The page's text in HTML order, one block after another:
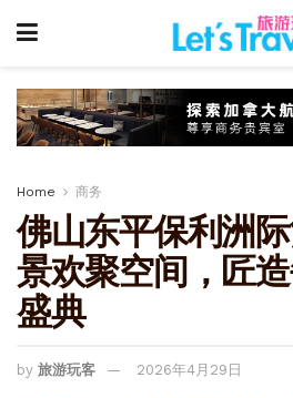
Home 商务
佛山东平保利洲
景欢聚空间，匠
盛典
by 旅游玩客 2026年4月29日